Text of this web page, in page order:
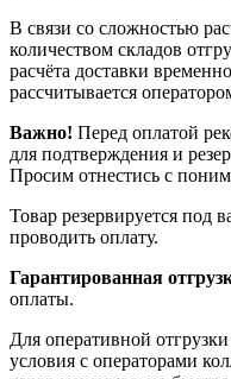
В связи со сложностью
количеством складов
расчёта доставки
рассчитывается
Важно! Перед оплатой
для подтверждения и
Просим отнестись с
Товар резервируется под
проводить оплату.
Гарантированная
оплаты.
Для оперативной
условия с операторами